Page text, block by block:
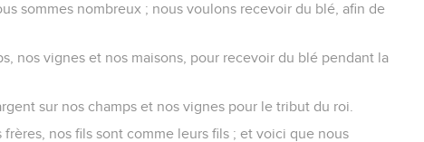
sommes nombreux ; nous voulons recevoir du blé, afin de
nos vignes et nos maisons, pour recevoir du blé pendant la
sur nos champs et nos vignes pour le tribut du roi.
nos fils sont comme leurs fils ; et voici que nous